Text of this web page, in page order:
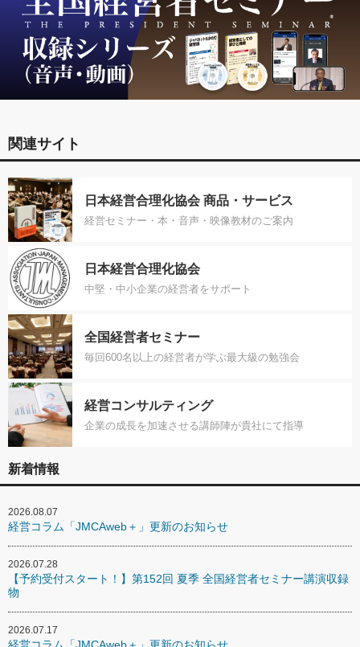
関連サイト
日本経営合理化協会 商品・サービス
経営セミナー・本・音声・映像教材のご案内
日本経営合理化協会
中堅・中小企業の経営者をサポート
全国経営者セミナー
毎回600名以上の経営者が学ぶ最大級の勉強会
経営コンサルティング
企業の成長を加速させる講師陣が貴社にて指導
新着情報
2026.08.07
経営コラム「JMCAweb＋」更新のお知らせ
2026.07.28
【予約受付スタート！】第152回 夏季 全国経営者セミナー講演収録
物
2026.07.17